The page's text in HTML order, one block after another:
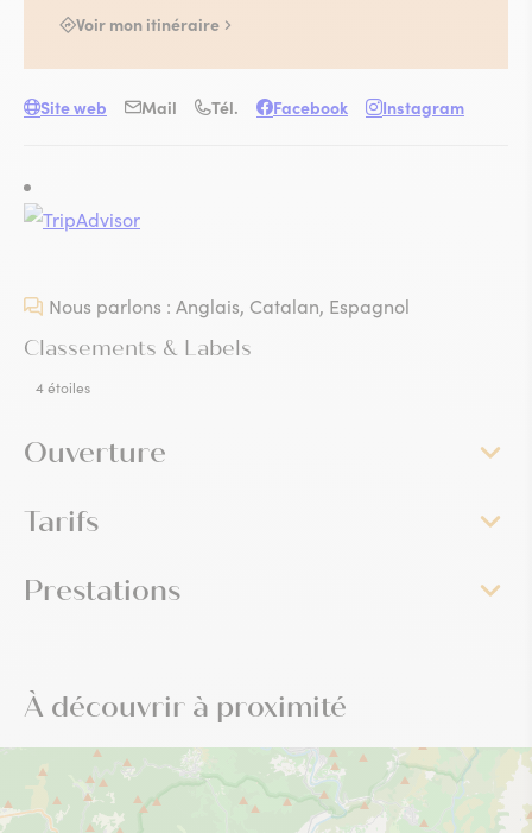
Nous parlons : Anglais, Catalan, Espagnol
Classements & Labels
4 étoiles
Ouverture
Tarifs
Prestations
Voir mon itinéraire
Site web Mail Tél. Facebook Instagram
À découvrir à proximité